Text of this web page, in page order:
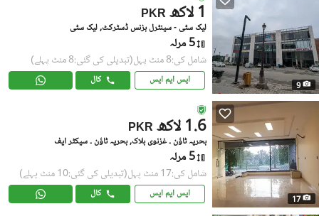
9
PKR 1 لاکھ
لیک سٹی - سینٹرل بزنس ڈسٹرکٹ, لیک سٹی
5 مرلہ
شامل کی:8 منٹ پہل (تبدیلی کی گئی:8 منٹ پہلے)
ایس ایم ایس کال
17
PKR 1.6 لاکھ
بحریہ ٹاؤن ۔ غزنوی بلاک, بحریہ ٹاؤن ۔ سیکٹر ایف
5 مرلہ
شامل کی:17 منٹ پہل (تبدیلی کی گئی:10 منٹ پہلے)
ایس ایم ایس کال